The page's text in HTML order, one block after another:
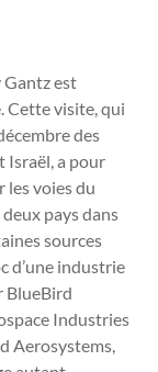
Gantz est
Cette visite, qui
des
Israël, a pour
les voies du
pays dans
sources
d’une industrie
BlueBird
Industries
Aerosystems,